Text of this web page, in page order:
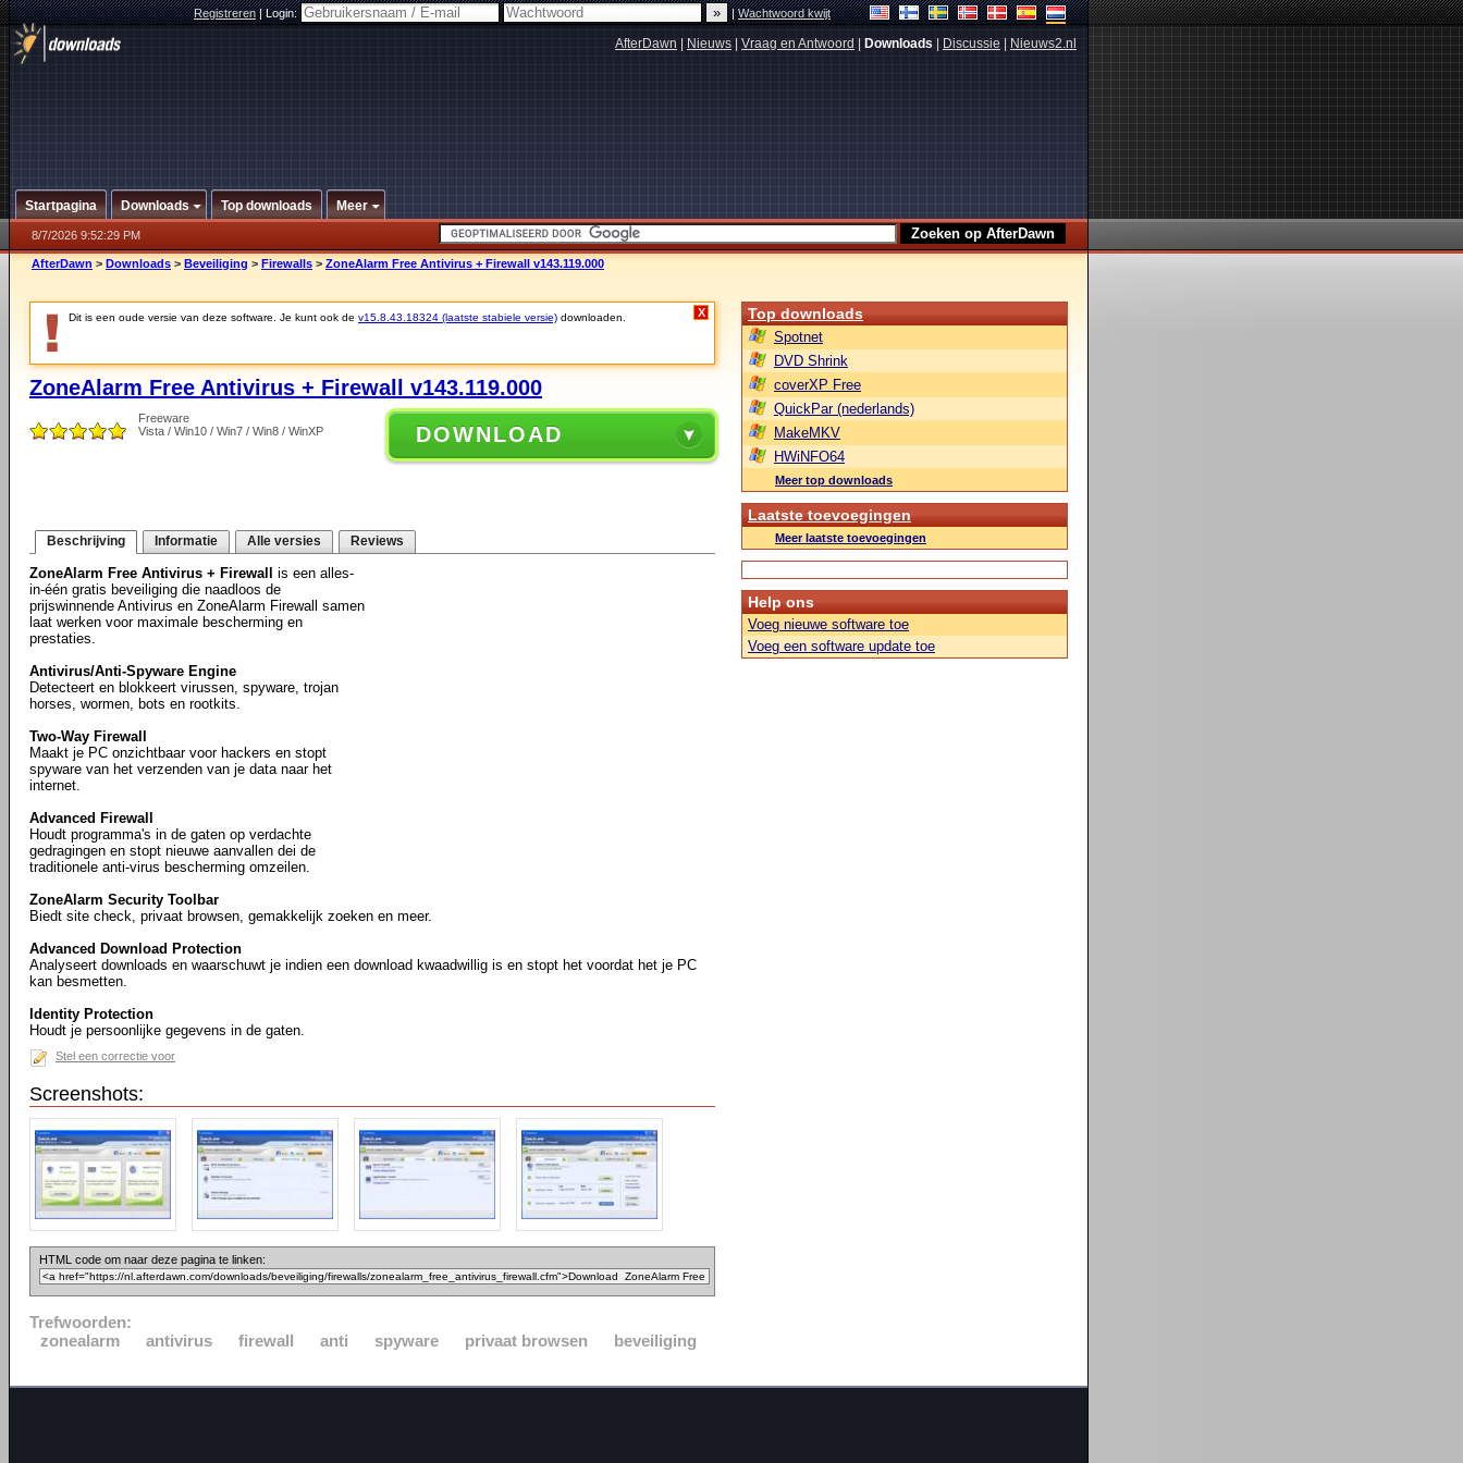
Registreren|Login: |Wachtwoord kwijt
AfterDawn Nieuws Vraag en Antwoord Downloads Discussie Nieuws2.nl
Startpagina Downloads Top downloads Meer
8/7/2026 9:52:29 PM
AfterDawn > Downloads > Beveiliging > Firewalls > ZoneAlarm Free Antivirus + Firewall v143.119.000
Dit is een oude versie van deze software. Je kunt ook de v15.8.43.18324 (laatste stabiele versie) downloaden. X
ZoneAlarm Free Antivirus + Firewall v143.119.000
Freeware
Vista / Win10 / Win7 / Win8 / WinXP
DOWNLOAD
Beschrijving Informatie Alle versies Reviews
ZoneAlarm Free Antivirus + Firewall
is een alles-
in-één gratis beveiliging die naadloos de
prijswinnende Antivirus en ZoneAlarm Firewall samen
laat werken voor maximale bescherming en
prestaties.
Antivirus/Anti-Spyware Engine
Detecteert en blokkeert virussen, spyware, trojan
horses, wormen, bots en rootkits.
Two-Way Firewall
Maakt je PC onzichtbaar voor hackers en stopt
spyware van het verzenden van je data naar het
internet.
Advanced Firewall
Houdt programma's in de gaten op verdachte
gedragingen en stopt nieuwe aanvallen dei de
traditionele anti-virus bescherming omzeilen.
ZoneAlarm Security Toolbar
Biedt site check, privaat browsen, gemakkelijk zoeken en meer.
Advanced Download Protection
Analyseert downloads en waarschuwt je indien een download kwaadwillig is en stopt het voordat het je PC
kan besmetten.
Identity Protection
Houdt je persoonlijke gegevens in de gaten.
Stel een correctie voor
Screenshots:
HTML code om naar deze pagina te linken:
Trefwoorden:
zonealarm
antivirus firewall anti spyware privaat browsen beveiliging
Top downloads
Spotnet
DVD Shrink
coverXP Free
QuickPar (nederlands)
MakeMKV
HWiNFO64
Meer top downloads
Laatste toevoegingen
Meer laatste toevoegingen
Help ons
Voeg nieuwe software toe
Voeg een software update toe